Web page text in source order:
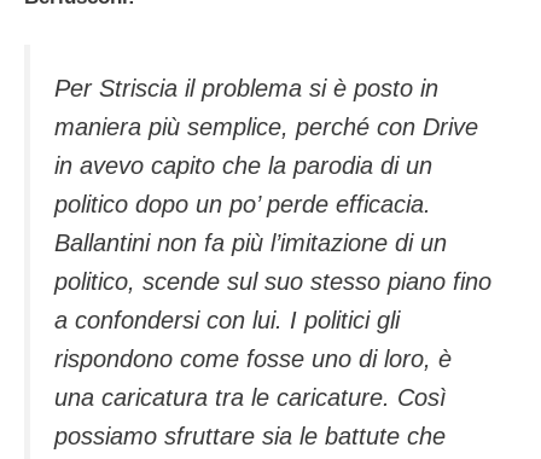
Per Striscia il problema si è posto in
maniera più semplice, perché con Drive
in avevo capito che la parodia di un
politico dopo un po’ perde efficacia.
Ballantini non fa più l’imitazione di un
politico, scende sul suo stesso piano fino
a confondersi con lui. I politici gli
rispondono come fosse uno di loro, è
una caricatura tra le caricature. Così
possiamo sfruttare sia le battute che